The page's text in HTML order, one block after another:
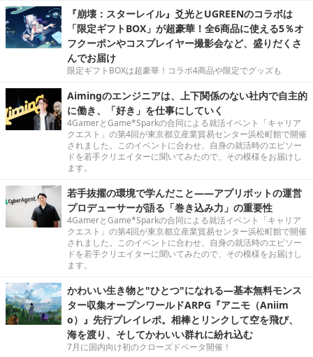
『崩壊：スターレイル』爻光とUGREENのコラボは
「限定ギフトBOX」が超豪華！全6商品に使える5％オ
フクーポンやコスプレイヤー撮影会など、盛りだくさ
んでお届け
限定ギフトBOXは超豪華！コラボ4商品や限定でグッズも
Aimingのエンジニアは、上下関係のない社内で自主的
に働き、「好き」を仕事にしていく
4GamerとGame*Sparkの合同による就活イベント「キャリア
クエスト」の第4回が東京都立産業貿易センター浜松町館で開催
されました。このイベントに合わせ、自身の就活時のエピソー
ドを若手クリエイターに聞いてみたので、その模様をお届けし
ます。
若手抜擢の環境で学んだこと――アプリボットの運営
プロデューサーが語る「巻き込み力」の重要性
4GamerとGame*Sparkの合同による就活イベント「キャリア
クエスト」の第4回が東京都立産業貿易センター浜松町館で開催
されました。このイベントに合わせ、自身の就活時のエピソー
ドを若手クリエイターに聞いてみたので、その模様をお届けし
ます。
かわいい生き物と"ひとつ"になれる―基本無料モンス
ター収集オープンワールドARPG『アニモ（Aniim
o）』先行プレイレポ。相棒とリンクして空を飛び、
海を渡り、そしてかわいい群れに紛れ込む
7月に国内向け初のクローズドベータ開催！